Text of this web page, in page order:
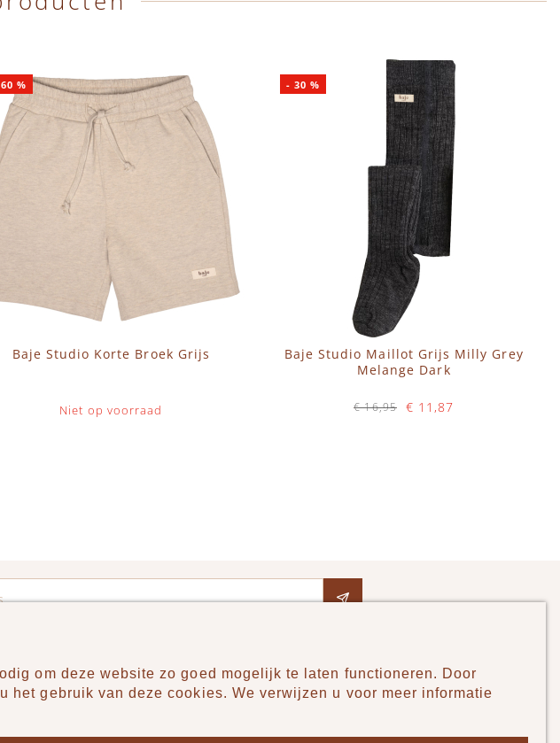
Baje Studio Korte Broek Grijs
Niet op voorraad
60 %
Baje Studio Maillot Grijs Milly Grey
Melange Dark
€ 11,87
€ 16,95
- 30 %
Pudilo
om deze website zo goed mogelijk te laten functioneren. Door
het gebruik van deze cookies. We verwijzen u voor meer informatie